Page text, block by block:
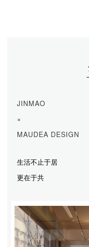
JINMAO
×
MAUDEA DESIGN
生活不止于居
更在于共